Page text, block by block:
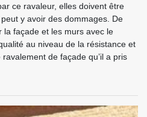
ce ravaleur, elles doivent être
y avoir des dommages. De
la façade et les murs avec le
au niveau de la résistance et
de façade qu’il a pris